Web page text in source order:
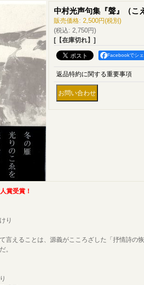
中村光声句集『聲』（こ
販売価格: 2,500円(税別)
(税込: 2,750円)
[【在庫切れ】]
Facebookでシ
返品特約に関する重要事項
賞受賞！
り
言えることは、源義がこころざした「抒情詩の
。